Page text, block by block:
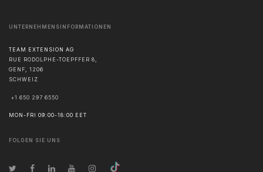
UNTERNEHMENSINFORMATIONEN
TEAM EXTENSION AG
RUE RODOLPHE-TOEPFFER 8,
GENF, 1206
SCHWEIZ
+1 650 297 6550
MON-FRI 09:00-18:00 EET
FOLGEN SIE UNS